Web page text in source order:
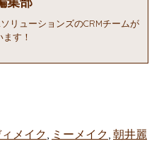
リューションズのCRMチームが
す！
メイク ミーメイク 朝井麗